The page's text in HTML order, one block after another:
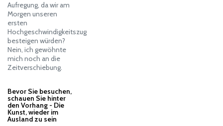
Aufregung, da wir am
Morgen unseren
ersten
Hochgeschwindigkeitszug
besteigen würden?
Nein, ich gewöhnte
mich noch an die
Zeitverschiebung.
Bevor Sie besuchen,
schauen Sie hinter
den Vorhang - Die
Kunst, wieder im
Ausland zu sein